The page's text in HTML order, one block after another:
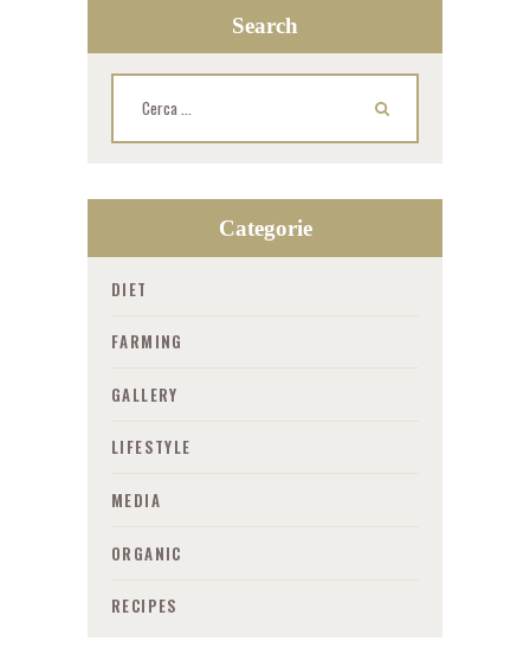
Search
Categorie
DIET
FARMING
GALLERY
LIFESTYLE
MEDIA
ORGANIC
RECIPES